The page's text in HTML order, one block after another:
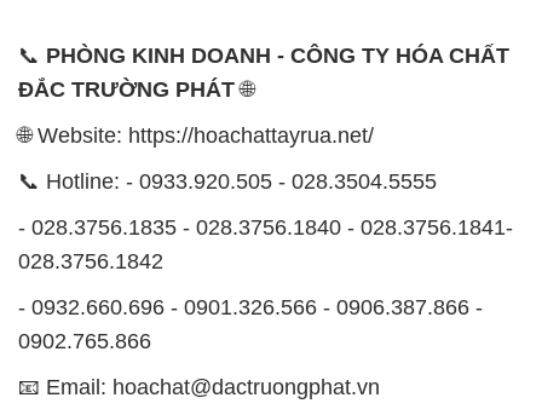
📞 PHÒNG KINH DOANH - CÔNG TY HÓA CHẤT
ĐẮC TRƯỜNG PHÁT🌐
🌐 Website: https://hoachattayrua.net/
📞 Hotline: - 0933.920.505 - 028.3504.5555
- 028.3756.1835 - 028.3756.1840 - 028.3756.1841-
028.3756.1842
- 0932.660.696 - 0901.326.566 - 0906.387.866 -
0902.765.866
📧 Email: hoachat@dactruongphat.vn